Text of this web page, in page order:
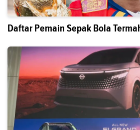
Daftar Pemain Sepak Bola